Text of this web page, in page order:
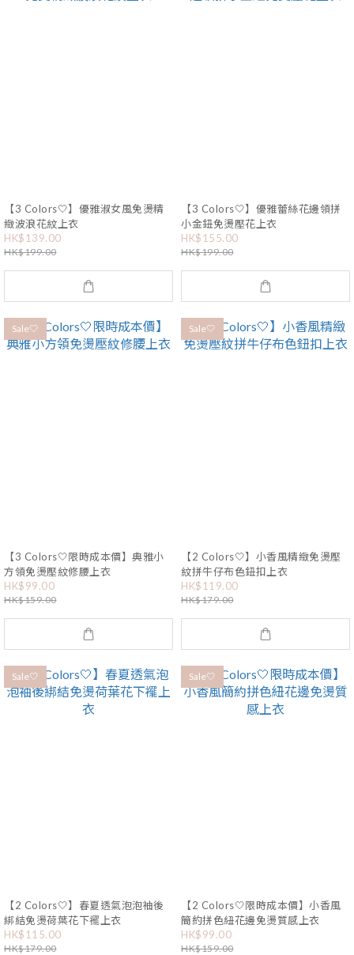
【3 Colors🤍】優雅淑女風免燙精
緻波浪花紋上衣
HK$139.00
HK$199.00
【3 Colors🤍】優雅蕾絲花邊領拼
小金鈕免燙壓花上衣
HK$155.00
HK$199.00
Sale🤍
【3 Colors🤍限時成本價】典雅小
方領免燙壓紋修腰上衣
HK$99.00
HK$159.00
Sale🤍
【2 Colors🤍】小香風精緻免燙壓
紋拼牛仔布色鈕扣上衣
HK$119.00
HK$179.00
Sale🤍
【2 Colors🤍】春夏透氣泡泡袖後
綁結免燙荷葉花下襬上衣
HK$115.00
HK$179.00
Sale🤍
【2 Colors🤍限時成本價】小香風
簡約拼色紐花邊免燙質感上衣
HK$99.00
HK$159.00